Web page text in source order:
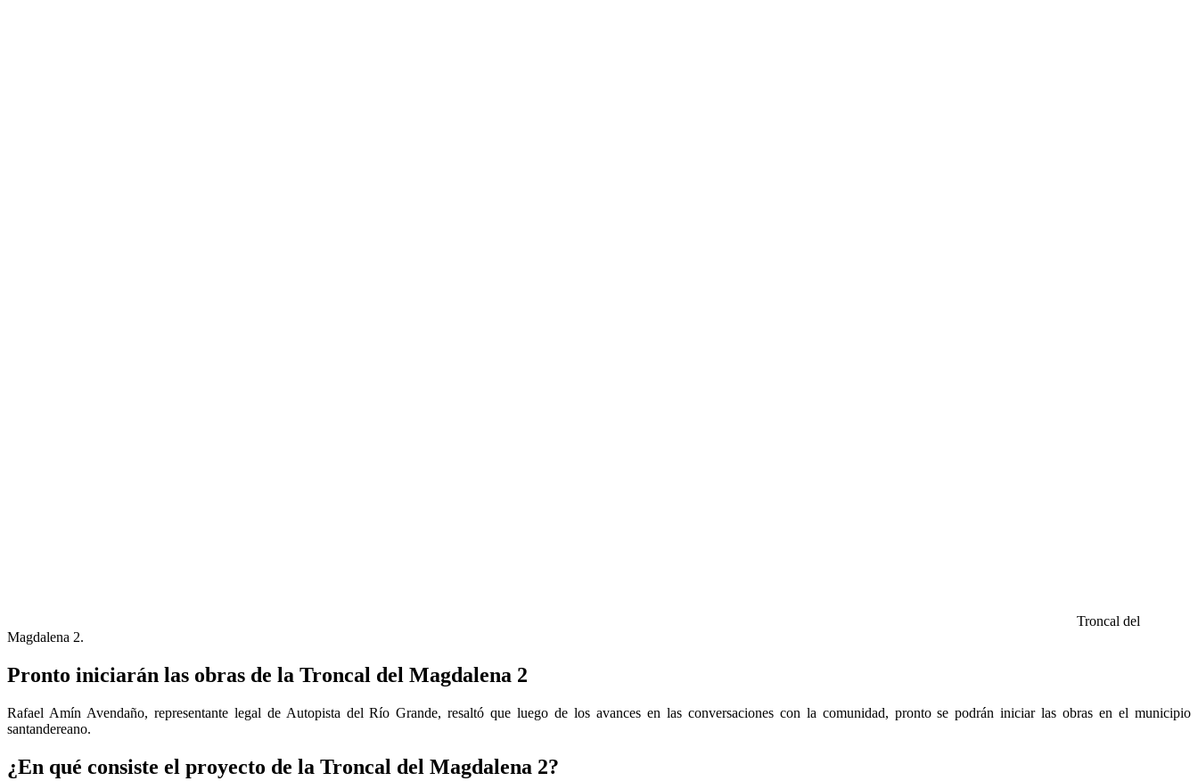
Troncal del
Magdalena 2.
Pronto iniciarán las obras de la Troncal del Magdalena 2
Rafael Amín Avendaño, representante legal de Autopista del Río Grande, resaltó que luego de los avances en las conversaciones con la comunidad, pronto se podrán iniciar las obras en el municipio
santandereano.
¿En qué consiste el proyecto de la Troncal del Magdalena 2?